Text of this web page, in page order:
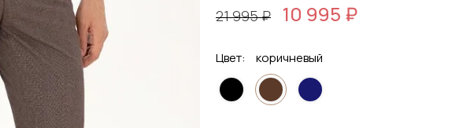
21 995 ₽ 10 995 ₽
Цвет: коричневый